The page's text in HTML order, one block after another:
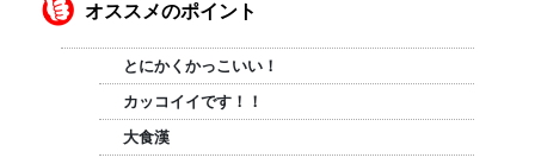
オススメのポイント
とにかくかっこいい！
カッコイイです！！
大食漢